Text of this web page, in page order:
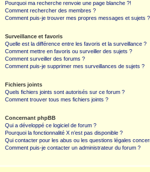
Pourquoi ma recherche renvoie une page blanche ?!
Comment rechercher des membres ?
Comment puis-je trouver mes propres messages et sujets ?
Surveillance et favoris
Quelle est la différence entre les favoris et la surveillance ?
Comment mettre en favoris ou surveiller des sujets ?
Comment surveiller des forums ?
Comment puis-je supprimer mes surveillances de sujets ?
Fichiers joints
Quels fichiers joints sont autorisés sur ce forum ?
Comment trouver tous mes fichiers joints ?
Concernant phpBB
Qui a développé ce logiciel de forum ?
Pourquoi la fonctionnalité X n’est pas disponible ?
Qui contacter pour les abus ou les questions légales
Comment puis-je contacter un administrateur du forum ?